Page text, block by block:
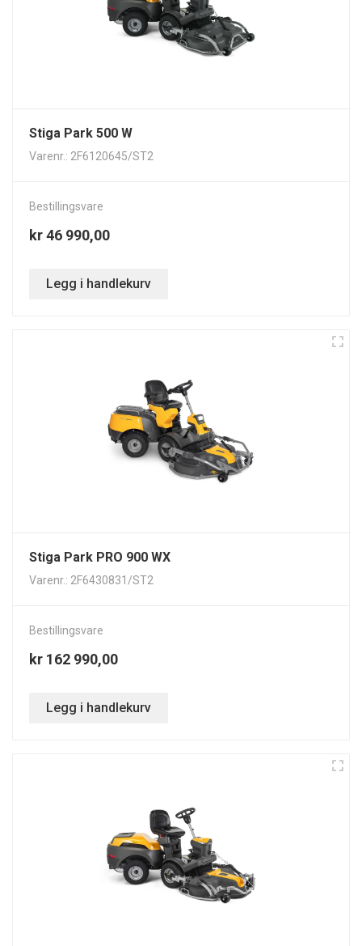
Stiga Park 500 W
Varenr.: 2F6120645/ST2
Bestillingsvare
kr 46 990,00
Legg i handlekurv
Stiga Park PRO 900 WX
Varenr.: 2F6430831/ST2
Bestillingsvare
kr 162 990,00
Legg i handlekurv